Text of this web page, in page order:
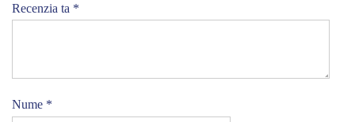
Recenzia ta *
Nume *